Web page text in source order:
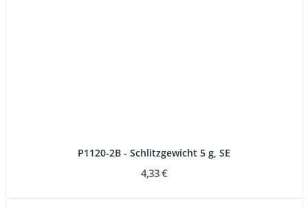
P1120-2B - Schlitzgewicht 5 g, SE
4,33 €